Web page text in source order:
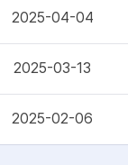
2025-04-04
2025-03-13
2025-02-06